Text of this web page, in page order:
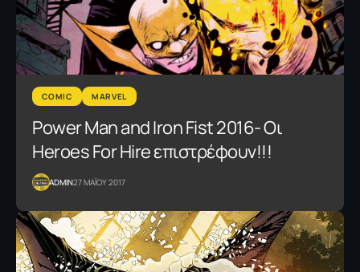
COMIC MARVEL
Power Man and Iron Fist 2016- Οι
Heroes For Hire επιστρέφουν!!!
ADMIN27 ΜΑΪΟΥ 2017